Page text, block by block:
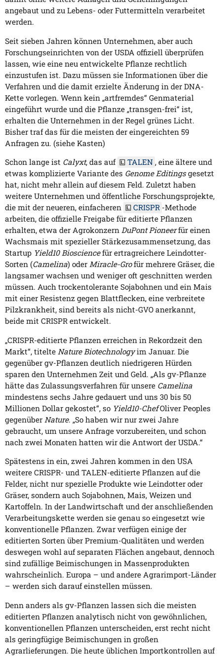
angebaut und zu Lebens- oder Futtermitteln verarbeitet
werden.
Seit sieben Jahren können Unternehmen, aber auch
Forschungseinrichten von der USDA offiziell überprüfen
lassen, wie eine neu entwickelte Pflanze rechtlich
einzustufen ist. Dazu müssen sie Informationen über die
Verfahren und die damit erzielte Änderung in der DNA-
Kette vorlegen. Wenn kein „artfremdes“ Genmaterial
eingeführt wurde und die Pflanze „transgen-frei“ ist,
erhalten die Unternehmen in der Regel grünes Licht.
Bisher traf das für die meisten der eingereichten 59
Anfragen zu. (siehe Kasten)
Schon lange ist Calyxt, das auf TALEN , eine ältere und
etwas komplizierte Variante des Genome Editingsgesetzt
hat, nicht mehr allein auf diesem Feld. Zuletzt haben
weitere Unternehmen und öffentliche Forschungsprojekte,
die mit der neueren, einfacheren
CRISPR -Methode
arbeiten, die offizielle Freigabe für editierte Pflanzen
erhalten, etwa der Agrokonzern DuPont Pioneerfür einen
Wachsmais mit spezieller Stärkezusammensetzung, das
Startup Yield10 Biosciencefür ertragreichere Leindotter-
Sorten (Camelina) oder Miracle-Grofür mehrere Gräser, die
langsamer wachsen und weniger oft geschnitten werden
müssen. Auch trockentolerante Sojabohnen und ein Mais
mit einer Resistenz gegen Blattflecken, eine verbreitete
Pilzkrankheit, sind bereits als nicht-GVO anerkannt,
beide mit CRISPR entwickelt.
„CRISPR-editierte Pflanzen erreichen in Rekordzeit den
Markt“, titelte Nature Biotechnologyim Januar. Die
gegenüber gv-Pflanzen deutlich niedrigeren Hürden
sparen den Unternehmen Zeit und Geld. „Als gv-Pflanze
hätte das Zulassungsverfahren für unsere Camelina
mindestens sechs Jahre gedauert und uns 30 bis 50
Millionen Dollar gekostet“, so Yield10-ChefOliver Peoples
gegenüber Nature. „So haben wir nur zwei Jahre
gebraucht, um unsere Anfrage vorzubereiten, und schon
nach zwei Monaten hatten wir die Antwort der USDA.“
Spätestens in ein, zwei Jahren kommen in den USA
weitere CRISPR- und TALEN-editierte Pflanzen auf die
Felder, nicht nur spezielle Produkte wie Leindotter oder
Gräser, sondern auch Sojabohnen, Mais, Weizen und
Kartoffeln. In der Landwirtschaft und der anschließenden
Verarbeitungskette werden sie genau so eingesetzt wie
konventionelle Pflanzen. Zwar verfügen einige der
editierten Sorten über Premium-Qualitäten und werden
deswegen wohl auf separaten Flächen angebaut, dennoch
sind zufällige Beimischungen in Massenprodukten
wahrscheinlich. Europa – und andere Agrarimport-Länder
– werden sich darauf einstellen müssen.
Denn anders als gv-Pflanzen lassen sich die meisten
editierten Pflanzen analytisch nicht von gewöhnlichen,
konventionellen Pflanzen unterscheiden, erst recht nicht
als geringfügige Beimischungen in großen
Agrarlieferungen. Die heute üblichen Importkontrollen auf